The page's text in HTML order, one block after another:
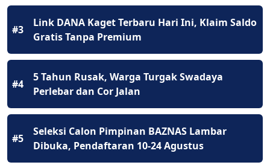
#3
Link DANA Kaget Terbaru Hari Ini, Klaim Saldo
Gratis Tanpa Premium
#4
5 Tahun Rusak, Warga Turgak Swadaya
Perlebar dan Cor Jalan
#5
Seleksi Calon Pimpinan BAZNAS Lambar
Dibuka, Pendaftaran 10-24 Agustus